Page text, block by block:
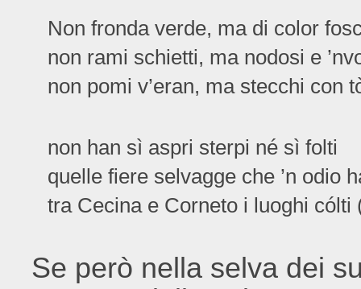
Non fronda verde, ma di color
non rami schietti, ma nodosi e
non pomi v’eran, ma stecchi con
non han sì aspri sterpi né sì folti
quelle fiere selvagge che ’n odio
tra Cecina e Corneto i luoghi
Se però nella selva dei